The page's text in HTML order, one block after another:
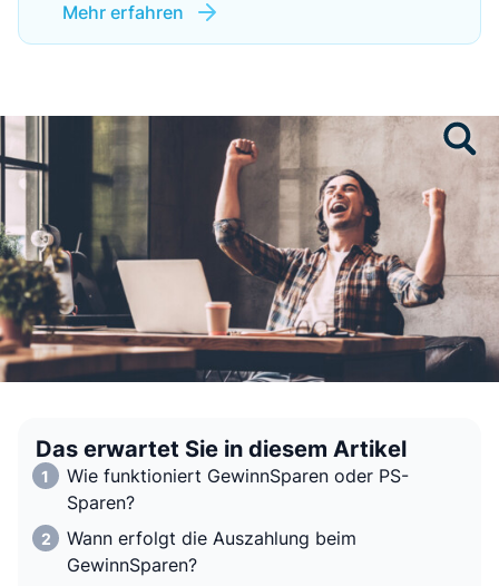
Mehr erfahren
Das erwartet Sie in diesem Artikel
Wie funktioniert GewinnSparen oder PS-
Sparen?
Wann erfolgt die Auszahlung beim
GewinnSparen?